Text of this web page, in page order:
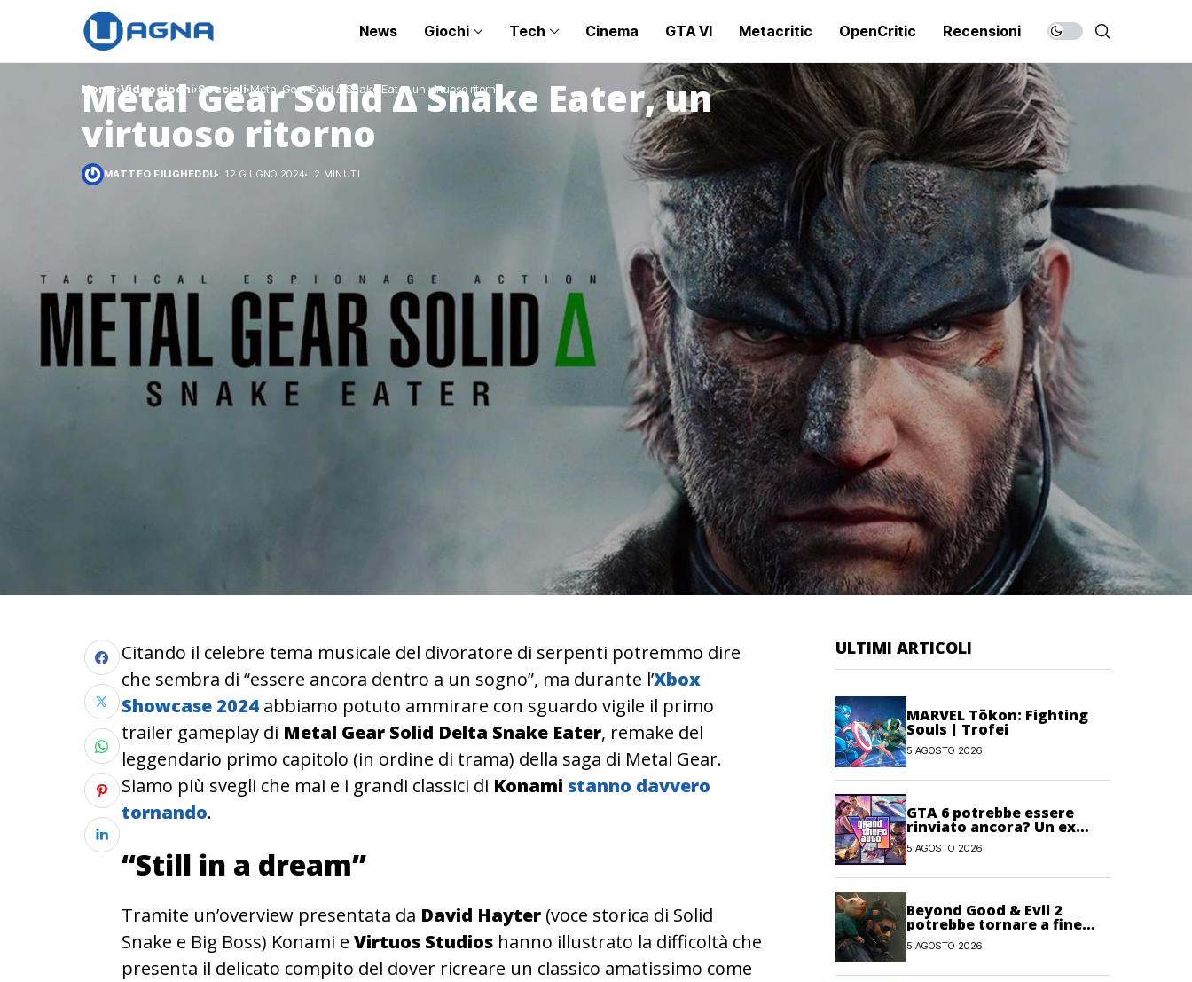
News Giochi Tech Cinema GTA VI Metacritic OpenCritic Recensioni
Home Videogiochi Speciali Metal Gear Solid Δ Snake Eater, un virtuoso ritorno
Metal Gear Solid Δ Snake Eater, un
virtuoso ritorno
MATTEO FILIGHEDDU 12 GIUGNO 2024 2 MINUTI
Citando il celebre tema musicale del divoratore di serpenti potremmo dire
che sembra di “essere ancora dentro a un sogno”, ma durante l’Xbox
Showcase 2024 abbiamo potuto ammirare con sguardo vigile il primo
trailer gameplay di Metal Gear Solid Delta Snake Eater, remake del
leggendario primo capitolo (in ordine di trama) della saga di Metal Gear.
Siamo più svegli che mai e i grandi classici di Konami stanno davvero
tornando.
“Still in a dream”
Tramite un’overview presentata da David Hayter (voce storica di Solid
Snake e Big Boss) Konami e Virtuos Studios hanno illustrato la difficoltà che
presenta il delicato compito del dover ricreare un classico amatissimo come
ULTIMI ARTICOLI
MARVEL Tōkon: Fighting
Souls | Trofei
5 AGOSTO 2026
GTA 6 potrebbe essere
rinviato ancora? Un ex
sviluppatore di Rockstar
non lo esclude
5 AGOSTO 2026
Beyond Good & Evil 2
potrebbe tornare a fine
anno con un nuovo nome
5 AGOSTO 2026